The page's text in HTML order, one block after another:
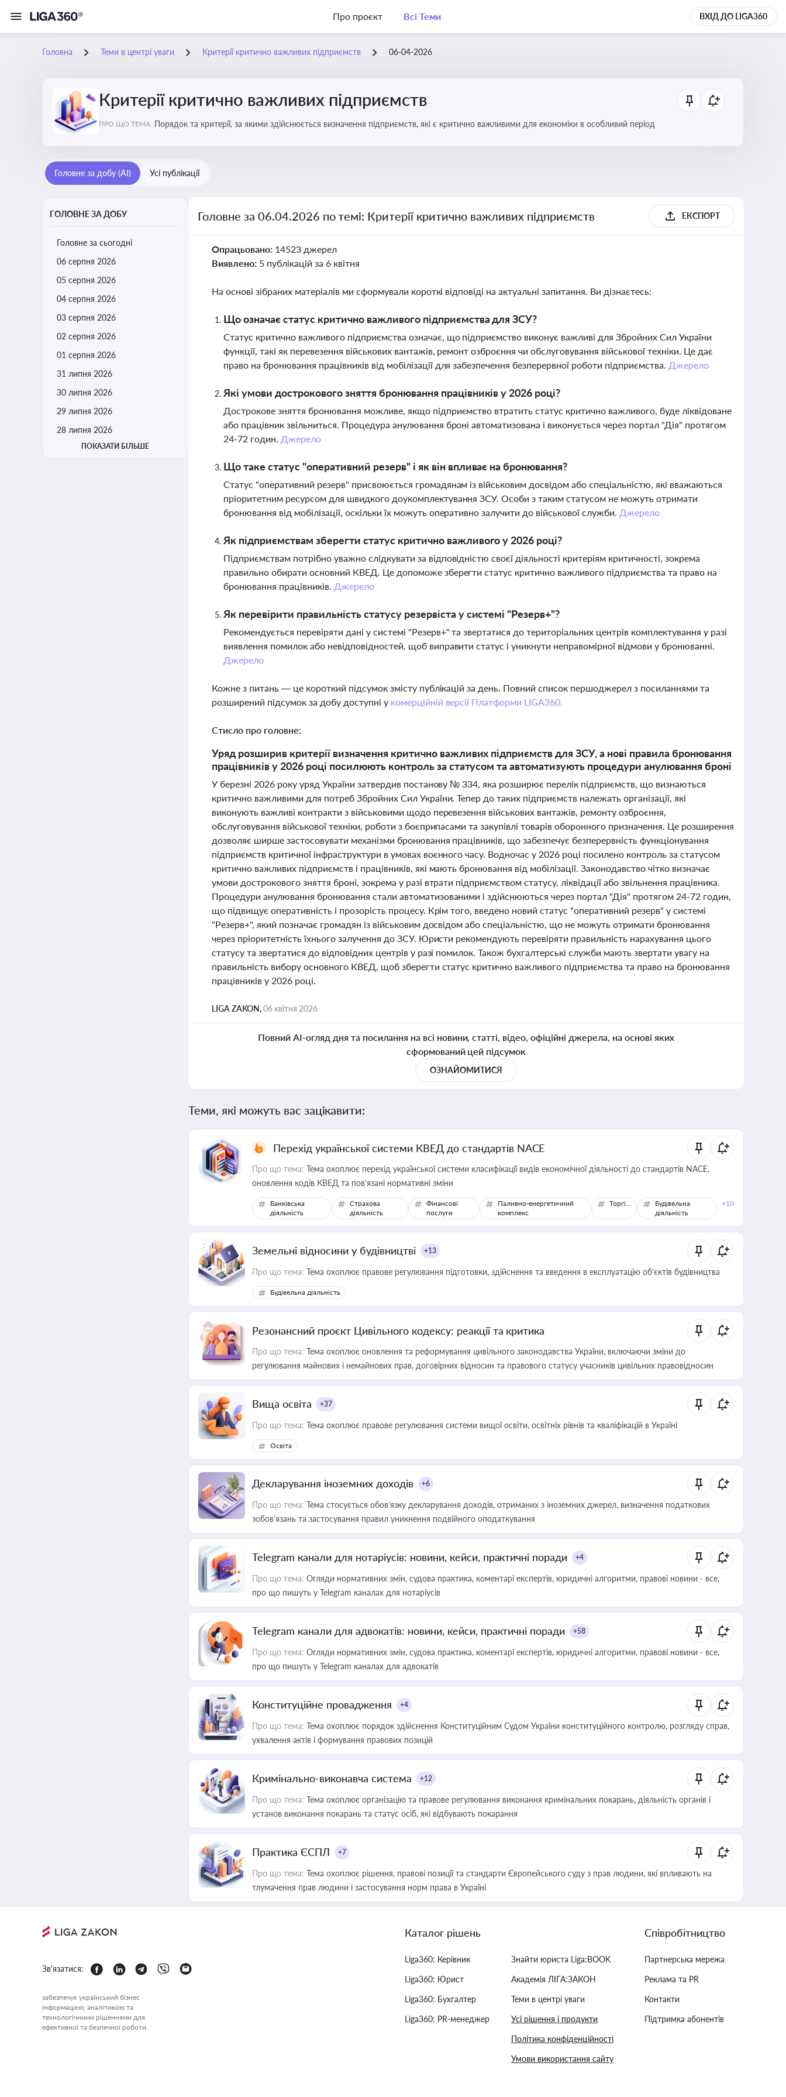
Про проєкт Всі Теми ВХІД ДО LIGA360
Головна Теми в центрі уваги Критерії критично важливих підприємств 06-04-2026
Критерії критично важливих підприємств
ПРО ЩО ТЕМА: Порядок та критерії, за якими здійснюється визначення підприємств, які є критично важливими для економіки в особливий період
Головне за добу (AI) Усі публікації
ГОЛОВНЕ ЗА ДОБУ
Головне за сьогодні
06 серпня 2026
05 серпня 2026
04 серпня 2026
03 серпня 2026
02 серпня 2026
01 серпня 2026
31 липня 2026
30 липня 2026
29 липня 2026
28 липня 2026
ПОКАЗАТИ БІЛЬШЕ
Головне за 06.04.2026 по темі: Критерії критично важливих підприємств ЕКСПОРТ
Опрацьовано: 14523 джерел
Виявлено: 5 публікацій за 6 квітня
На основі зібраних матеріалів ми сформували короткі відповіді на актуальні запитання. Ви дізнаєтесь:
Що означає статус критично важливого підприємства для ЗСУ?
Статус критично важливого підприємства означає, що підприємство виконує важливі для Збройних Сил України
функції, такі як перевезення військових вантажів, ремонт озброєння чи обслуговування військової техніки. Це дає
право на бронювання працівників від мобілізації для забезпечення безперервної роботи підприємства. Джерело
Які умови дострокового зняття бронювання працівників у 2026 році?
Дострокове зняття бронювання можливе, якщо підприємство втратить статус критично важливого, буде ліквідоване
або працівник звільниться. Процедура анулювання броні автоматизована і виконується через портал "Дія" протягом
24-72 годин. Джерело
Що таке статус "оперативний резерв" і як він впливає на бронювання?
Статус "оперативний резерв" присвоюється громадянам із військовим досвідом або спеціальністю, які вважаються
пріоритетним ресурсом для швидкого доукомплектування ЗСУ. Особи з таким статусом не можуть отримати
бронювання від мобілізації, оскільки їх можуть оперативно залучити до військової служби. Джерело
Як підприємствам зберегти статус критично важливого у 2026 році?
Підприємствам потрібно уважно слідкувати за відповідністю своєї діяльності критеріям критичності, зокрема
правильно обирати основний КВЕД. Це допоможе зберегти статус критично важливого підприємства та право на
бронювання працівників. Джерело
Як перевірити правильність статусу резервіста у системі "Резерв+"?
Рекомендується перевіряти дані у системі "Резерв+" та звертатися до територіальних центрів комплектування у разі
виявлення помилок або невідповідностей, щоб виправити статус і уникнути неправомірної відмови у бронюванні.
Джерело
Кожне з питань — це короткий підсумок змісту публікацій за день. Повний список першоджерел з посиланнями та
розширений підсумок за добу доступні у комерційній версії Платформи LIGA360.
Стисло про головне:
Уряд розширив критерії визначення критично важливих підприємств для ЗСУ, а нові правила бронювання
працівників у 2026 році посилюють контроль за статусом та автоматизують процедури анулювання броні
У березні 2026 року уряд України затвердив постанову № 334, яка розширює перелік підприємств, що визнаються
критично важливими для потреб Збройних Сил України. Тепер до таких підприємств належать організації, які
виконують важливі контракти з військовими щодо перевезення військових вантажів, ремонту озброєння,
обслуговування військової техніки, роботи з боєприпасами та закупівлі товарів оборонного призначення. Це розширення
дозволяє ширше застосовувати механізми бронювання працівників, що забезпечує безперервність функціонування
підприємств критичної інфраструктури в умовах воєнного часу. Водночас у 2026 році посилено контроль за статусом
критично важливих підприємств і працівників, які мають бронювання від мобілізації. Законодавство чітко визначає
умови дострокового зняття броні, зокрема у разі втрати підприємством статусу, ліквідації або звільнення працівника.
Процедури анулювання бронювання стали автоматизованими і здійснюються через портал "Дія" протягом 24-72 годин,
що підвищує оперативність і прозорість процесу. Крім того, введено новий статус "оперативний резерв" у системі
"Резерв+", який позначає громадян із військовим досвідом або спеціальністю, що не можуть отримати бронювання
через пріоритетність їхнього залучення до ЗСУ. Юристи рекомендують перевіряти правильність нарахування цього
статусу та звертатися до відповідних центрів у разі помилок. Також бухгалтерські служби мають звертати увагу на
правильність вибору основного КВЕД, щоб зберегти статус критично важливого підприємства та право на бронювання
працівників у 2026 році.
LIGA ZAKON,06 квітня 2026
Повний AI-огляд дня та посилання на всі новини, статті, відео, офіційні джерела, на основі яких
сформований цей підсумок
ОЗНАЙОМИТИСЯ
Теми, які можуть вас зацікавити:
Перехід української системи КВЕД до стандартів NACE
Про що тема: Тема охоплює перехід української системи класифікації видів економічної діяльності до стандартів NACE,
оновлення кодів КВЕД та пов'язані нормативні зміни
Банківська
діяльність
Страхова
діяльність
Фінансові
послуги
Паливно-енергетичний
комплекс
Торгівля
Будівельна
діяльність
+10
Земельні відносини у будівництві +13
Про що тема: Тема охоплює правове регулювання підготовки, здійснення та введення в експлуатацію об’єктів будівництва
Будівельна діяльність
Резонансний проєкт Цивільного кодексу: реакції та критика
Про що тема: Тема охоплює оновлення та реформування цивільного законодавства України, включаючи зміни до
регулювання майнових і немайнових прав, договірних відносин та правового статусу учасників цивільних правовідносин
Вища освіта +37
Про що тема: Тема охоплює правове регулювання системи вищої освіти, освітніх рівнів та кваліфікацій в Україні
Освіта
Декларування іноземних доходів +6
Про що тема: Тема стосується обов’язку декларування доходів, отриманих з іноземних джерел, визначення податкових
зобов’язань та застосування правил уникнення подвійного оподаткування
Telegram канали для нотаріусів: новини, кейси, практичні поради +4
Про що тема: Огляди нормативних змін, судова практика, коментарі експертів, юридичні алгоритми, правові новини - все,
про що пишуть у Telegram каналах для нотаріусів
Telegram канали для адвокатів: новини, кейси, практичні поради +58
Про що тема: Огляди нормативних змін, судова практика, коментарі експертів, юридичні алгоритми, правові новини - все,
про що пишуть у Telegram каналах для адвокатів
Конституційне провадження +4
Про що тема: Тема охоплює порядок здійснення Конституційним Судом України конституційного контролю, розгляду справ,
ухвалення актів і формування правових позицій
Кримінально-виконавча система +12
Про що тема: Тема охоплює організацію та правове регулювання виконання кримінальних покарань, діяльність органів і
установ виконання покарань та статус осіб, які відбувають покарання
Практика ЄСПЛ +7
Про що тема: Тема охоплює рішення, правові позиції та стандарти Європейського суду з прав людини, які впливають на
тлумачення прав людини і застосування норм права в Україні
Зв'язатися:
забезпечує український бізнес
інформацією, аналітикою та
технологічними рішеннями для
ефективної та безпечної роботи.
Каталог рішень
Liga360: Керівник
Liga360: Юрист
Liga360: Бухгалтер
Liga360: PR-менеджер
Знайти юриста Liga:BOOK
Академія ЛІГА:ЗАКОН
Теми в центрі уваги
Усі рішення і продукти
Політика конфіденційності
Умови використання сайту
Співробітництво
Партнерська мережа
Реклама та PR
Контакти
Підтримка абонентів